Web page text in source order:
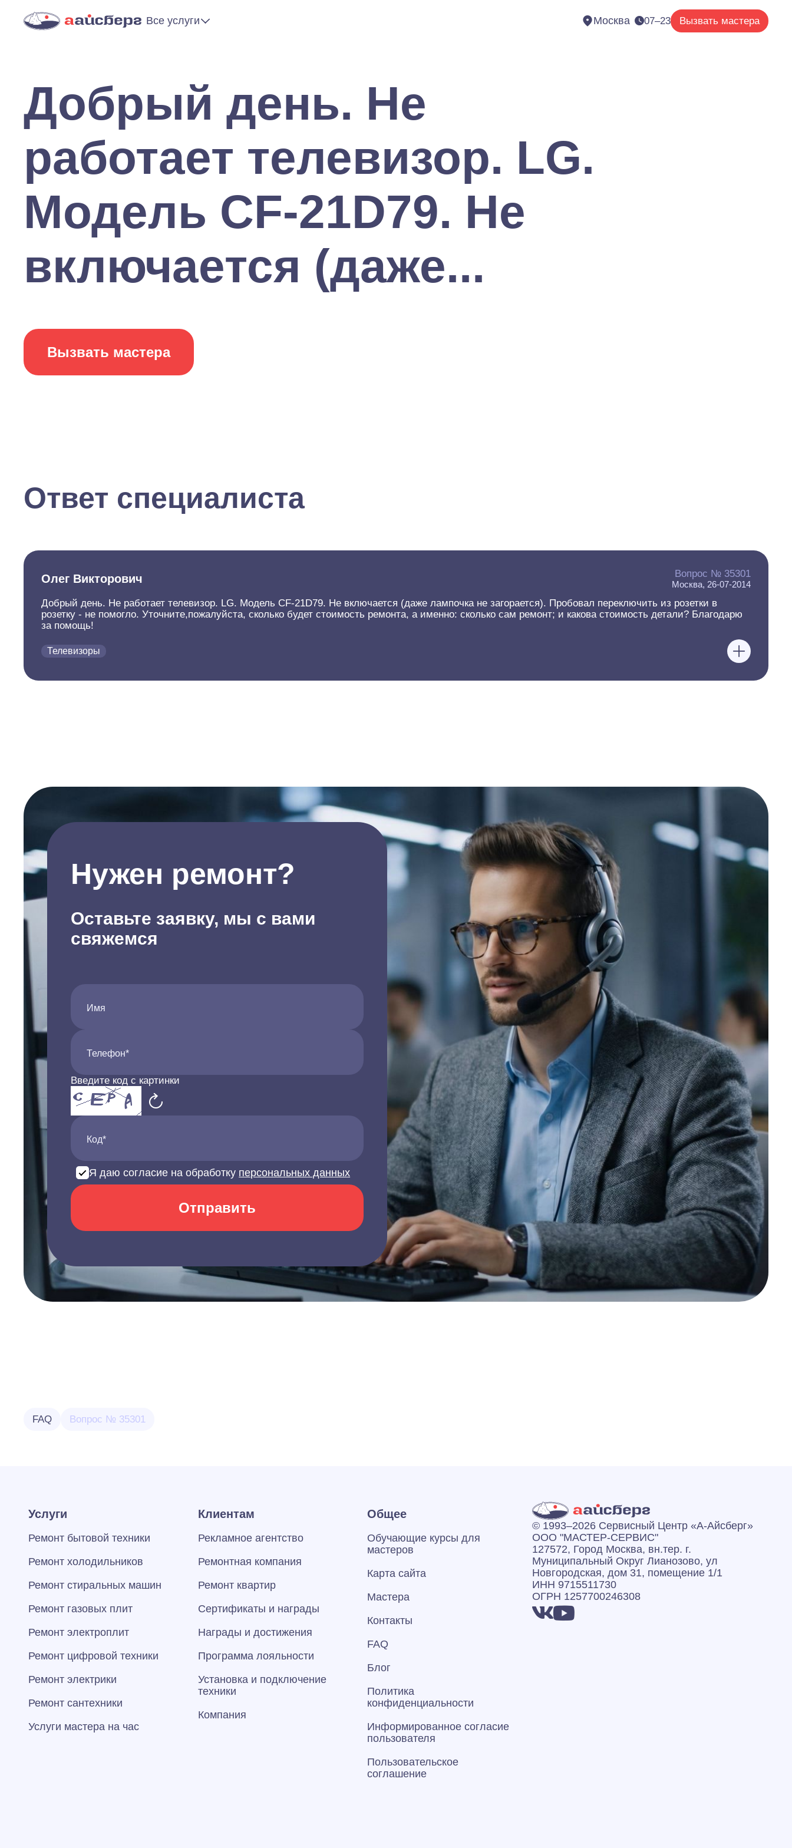
Все услуги Москва 07–23 Вызвать мастера
Добрый день. Не
работает телевизор. LG.
Модель CF-21D79. Не
включается (даже...
Вызвать мастера
Ответ специалиста
Олег Викторович Вопрос № 35301
Москва, 26-07-2014
Добрый день. Не работает телевизор. LG. Модель CF-21D79. Не включается (даже лампочка не загорается). Пробовал переключить из розетки в
розетку - не помогло. Уточните,пожалуйста, сколько будет стоимость ремонта, а именно: сколько сам ремонт; и какова стоимость детали? Благодарю
за помощь!
Телевизоры
Нужен ремонт?
Оставьте заявку, мы с вами
свяжемся
Имя
Телефон*
Введите код с картинки
Код*
Я даю согласие на обработку персональных данных
Отправить
FAQ Вопрос № 35301
Услуги
Ремонт бытовой техники
Ремонт холодильников
Ремонт стиральных машин
Ремонт газовых плит
Ремонт электроплит
Ремонт цифровой техники
Ремонт электрики
Ремонт сантехники
Услуги мастера на час
Клиентам
Рекламное агентство
Ремонтная компания
Ремонт квартир
Сертификаты и награды
Награды и достижения
Программа лояльности
Установка и подключение
техники
Компания
Общее
Обучающие курсы для
мастеров
Карта сайта
Мастера
Контакты
FAQ
Блог
Политика
конфиденциальности
Информированное согласие
пользователя
Пользовательское
соглашение
© 1993–2026 Сервисный Центр «А‑Айсберг»
ООО "МАСТЕР-СЕРВИС"
127572, Город Москва, вн.тер. г.
Муниципальный Округ Лианозово, ул
Новгородская, дом 31, помещение 1/1
ИНН 9715511730
ОГРН 1257700246308